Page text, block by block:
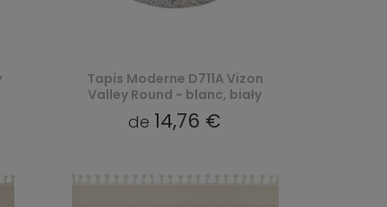
Tapis Moderne D711A Vizon
Valley Round - blanc, biały
de 14,76 €